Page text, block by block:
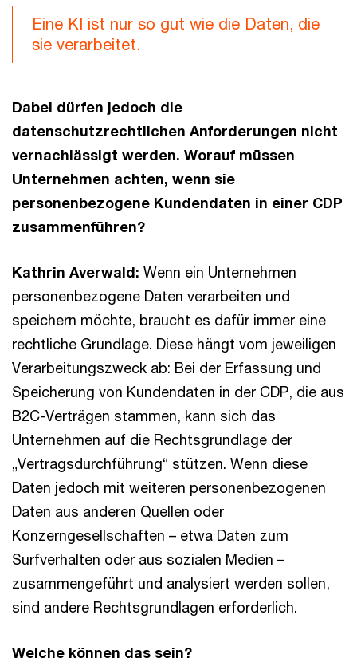
Eine KI ist nur so gut wie die Daten, die
sie verarbeitet.
Dabei dürfen jedoch die
datenschutzrechtlichen Anforderungen nicht
vernachlässigt werden. Worauf müssen
Unternehmen achten, wenn sie
personenbezogene Kundendaten in einer CDP
zusammenführen?
Kathrin Averwald: Wenn ein Unternehmen
personenbezogene Daten verarbeiten und
speichern möchte, braucht es dafür immer eine
rechtliche Grundlage. Diese hängt vom jeweiligen
Verarbeitungszweck ab: Bei der Erfassung und
Speicherung von Kundendaten in der CDP, die aus
B2C-Verträgen stammen, kann sich das
Unternehmen auf die Rechtsgrundlage der
„Vertragsdurchführung“ stützen. Wenn diese
Daten jedoch mit weiteren personenbezogenen
Daten aus anderen Quellen oder
Konzerngesellschaften – etwa Daten zum
Surfverhalten oder aus sozialen Medien –
zusammengeführt und analysiert werden sollen,
sind andere Rechtsgrundlagen erforderlich.
Welche können das sein?